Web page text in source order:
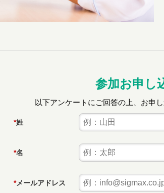
参加お申し
以下アンケートにご回答の上、お申
*姓
*名
*メールアドレス